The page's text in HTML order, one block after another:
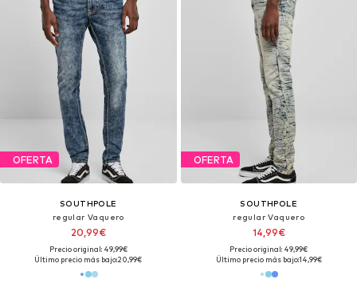
OFERTA
SOUTHPOLE
regular Vaquero
20,99€
Precio original: 49,99€
Último precio más bajo:20,99€
OFERTA
SOUTHPOLE
regular Vaquero
14,99€
Precio original: 49,99€
Último precio más bajo:14,99€